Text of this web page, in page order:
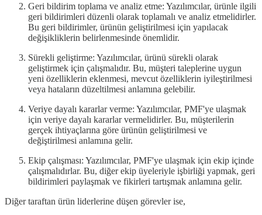
Geri bildirim toplama ve analiz etme: Yazılımcılar, ürünle ilgili
geri bildirimleri düzenli olarak toplamalı ve analiz etmelidirler.
Bu geri bildirimler, ürünün geliştirilmesi için yapılacak
değişikliklerin belirlenmesinde önemlidir.
Sürekli geliştirme: Yazılımcılar, ürünü sürekli olarak
geliştirmek için çalışmalıdır. Bu, müşteri taleplerine uygun
yeni özelliklerin eklenmesi, mevcut özelliklerin iyileştirilmesi
veya hataların düzeltilmesi anlamına gelebilir.
Veriye dayalı kararlar verme: Yazılımcılar, PMF'ye ulaşmak
için veriye dayalı kararlar vermelidirler. Bu, müşterilerin
gerçek ihtiyaçlarına göre ürünün geliştirilmesi ve
değiştirilmesi anlamına gelir.
Ekip çalışması: Yazılımcılar, PMF'ye ulaşmak için ekip içinde
çalışmalıdırlar. Bu, diğer ekip üyeleriyle işbirliği yapmak, geri
bildirimleri paylaşmak ve fikirleri tartışmak anlamına gelir.
Diğer taraftan ürün liderlerine düşen görevler ise,